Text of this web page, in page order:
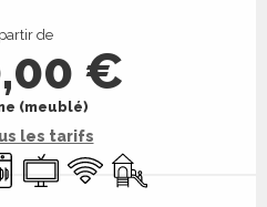
de
€
(meublé)
les tarifs
vaisselle
Télévision
WiFi Jeux pour enfants